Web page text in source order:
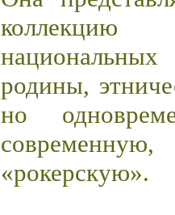
родины,
но
«рокерскую».